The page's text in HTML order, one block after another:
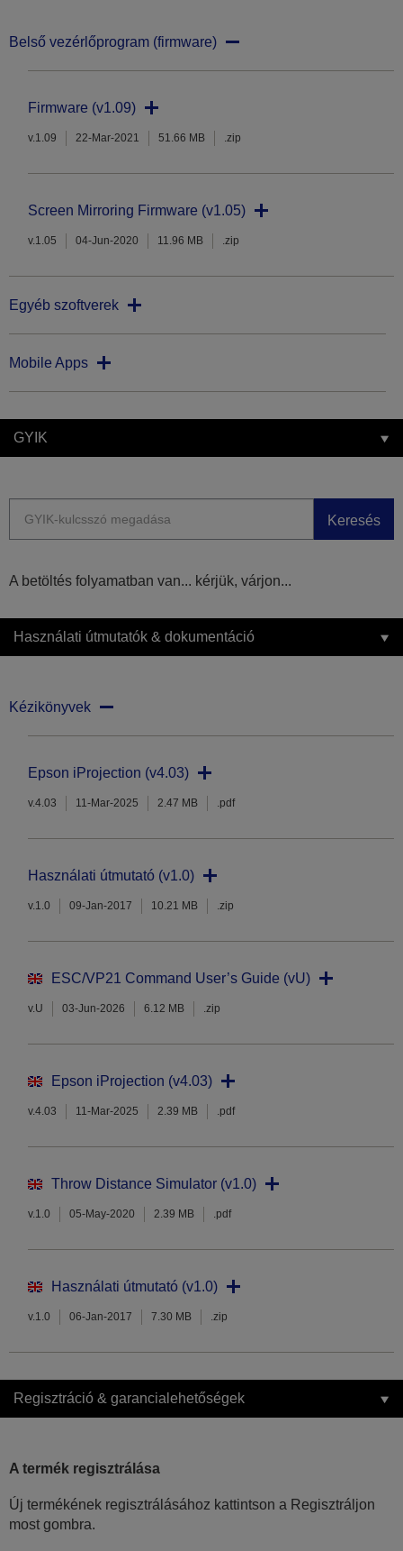
Belső vezérlőprogram (firmware)
Firmware (v1.09)
v.1.09 22-Mar-2021 51.66 MB .zip
Screen Mirroring Firmware (v1.05)
v.1.05 04-Jun-2020 11.96 MB .zip
Egyéb szoftverek
Mobile Apps
GYIK
Keresés
A betöltés folyamatban van... kérjük, várjon...
Használati útmutatók & dokumentáció
Kézikönyvek
Epson iProjection (v4.03)
v.4.03 11-Mar-2025 2.47 MB .pdf
Használati útmutató (v1.0)
v.1.0 09-Jan-2017 10.21 MB .zip
ESC/VP21 Command User’s Guide (vU)
v.U 03-Jun-2026 6.12 MB .zip
Epson iProjection (v4.03)
v.4.03 11-Mar-2025 2.39 MB .pdf
Throw Distance Simulator (v1.0)
v.1.0 05-May-2020 2.39 MB .pdf
Használati útmutató (v1.0)
v.1.0 06-Jan-2017 7.30 MB .zip
Regisztráció & garancialehetőségek
A termék regisztrálása
Új termékének regisztrálásához kattintson a Regisztráljon
most gombra.